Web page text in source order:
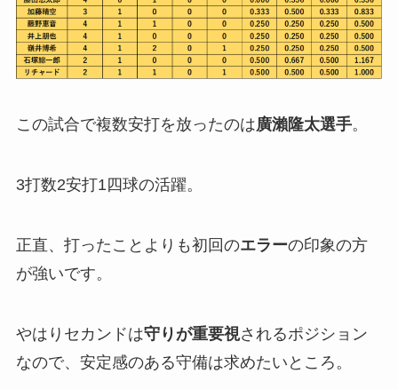
この試合で複数安打を放ったのは廣瀨隆太選手。
3打数2安打1四球の活躍。
正直、打ったことよりも初回のエラーの印象の方
が強いです。
やはりセカンドは守りが重要視されるポジション
なので、安定感のある守備は求めたいところ。